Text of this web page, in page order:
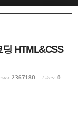
HTML&CSS
2367180 Likes 0
5
5